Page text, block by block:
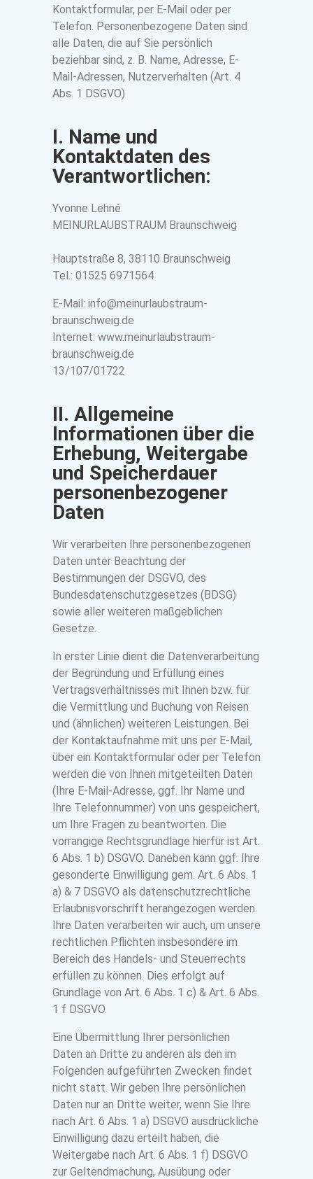
Kontaktformular, per E-Mail oder per
Telefon. Personenbezogene Daten sind
alle Daten, die auf Sie persönlich
beziehbar sind, z. B. Name, Adresse, E-
Mail-Adressen, Nutzerverhalten (Art. 4
Abs. 1 DSGVO)
I. Name und
Kontaktdaten des
Verantwortlichen:
Yvonne Lehné
MEINURLAUBSTRAUM Braunschweig
Hauptstraße 8, 38110 Braunschweig
Tel.: 01525 6971564
E-Mail: info@meinurlaubstraum-
braunschweig.de
Internet: www.meinurlaubstraum-
braunschweig.de
13/107/01722
II. Allgemeine
Informationen über die
Erhebung, Weitergabe
und Speicherdauer
personenbezogener
Daten
Wir verarbeiten Ihre personenbezogenen
Daten unter Beachtung der
Bestimmungen der DSGVO, des
Bundesdatenschutzgesetzes (BDSG)
sowie aller weiteren maßgeblichen
Gesetze.
In erster Linie dient die Datenverarbeitung
der Begründung und Erfüllung eines
Vertragsverhältnisses mit Ihnen bzw. für
die Vermittlung und Buchung von Reisen
und (ähnlichen) weiteren Leistungen. Bei
der Kontaktaufnahme mit uns per E-Mail,
über ein Kontaktformular oder per Telefon
werden die von Ihnen mitgeteilten Daten
(Ihre E-Mail-Adresse, ggf. Ihr Name und
Ihre Telefonnummer) von uns gespeichert,
um Ihre Fragen zu beantworten. Die
vorrangige Rechtsgrundlage hierfür ist Art.
6 Abs. 1 b) DSGVO. Daneben kann ggf. Ihre
gesonderte Einwilligung gem. Art. 6 Abs. 1
a) & 7 DSGVO als datenschutzrechtliche
Erlaubnisvorschrift herangezogen werden.
Ihre Daten verarbeiten wir auch, um unsere
rechtlichen Pflichten insbesondere im
Bereich des Handels- und Steuerrechts
erfüllen zu können. Dies erfolgt auf
Grundlage von Art. 6 Abs. 1 c) & Art. 6 Abs.
1 f DSGVO.
Eine Übermittlung Ihrer persönlichen
Daten an Dritte zu anderen als den im
Folgenden aufgeführten Zwecken findet
nicht statt. Wir geben Ihre persönlichen
Daten nur an Dritte weiter, wenn Sie Ihre
nach Art. 6 Abs. 1 a) DSGVO ausdrückliche
Einwilligung dazu erteilt haben, die
Weitergabe nach Art. 6 Abs. 1 f) DSGVO
zur Geltendmachung, Ausübung oder